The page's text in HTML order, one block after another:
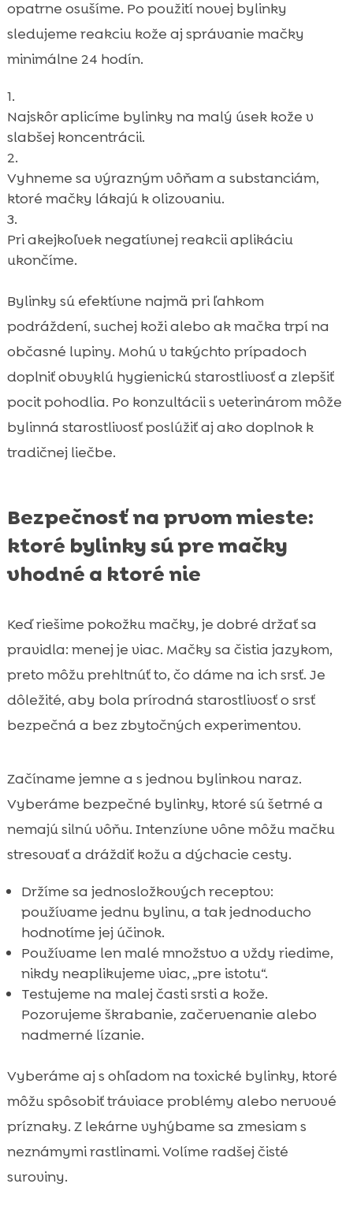
opatrne osušíme. Po použití novej bylinky
sledujeme reakciu kože aj správanie mačky
minimálne 24 hodín.
Najskôr aplicíme bylinky na malý úsek kože v
slabšej koncentrácii.
Vyhneme sa výrazným vôňam a substanciám,
ktoré mačky lákajú k olizovaniu.
Pri akejkoľvek negatívnej reakcii aplikáciu
ukončíme.
Bylinky sú efektívne najmä pri ľahkom
podráždení, suchej koži alebo ak mačka trpí na
občasné lupiny. Mohú v takýchto prípadoch
doplniť obvyklú hygienickú starostlivosť a zlepšiť
pocit pohodlia. Po konzultácii s veterinárom môže
bylinná starostlivosť poslúžiť aj ako doplnok k
tradičnej liečbe.
Bezpečnosť na prvom mieste:
ktoré bylinky sú pre mačky
vhodné a ktoré nie
Keď riešime pokožku mačky, je dobré držať sa
pravidla: menej je viac. Mačky sa čistia jazykom,
preto môžu prehltnúť to, čo dáme na ich srsť. Je
dôležité, aby bola prírodná starostlivosť o srsť
bezpečná a bez zbytočných experimentov.
Začíname jemne a s jednou bylinkou naraz.
Vyberáme bezpečné bylinky, ktoré sú šetrné a
nemajú silnú vôňu. Intenzívne vône môžu mačku
stresovať a dráždiť kožu a dýchacie cesty.
Držíme sa jednosložkových receptov:
používame jednu bylinu, a tak jednoducho
hodnotíme jej účinok.
Používame len malé množstvo a vždy riedime,
nikdy neaplikujeme viac, „pre istotu“.
Testujeme na malej časti srsti a kože.
Pozorujeme škrabanie, začervenanie alebo
nadmerné lízanie.
Vyberáme aj s ohľadom na toxické bylinky, ktoré
môžu spôsobiť tráviace problémy alebo nervové
príznaky. Z lekárne vyhýbame sa zmesiam s
neznámymi rastlinami. Volíme radšej čisté
suroviny.